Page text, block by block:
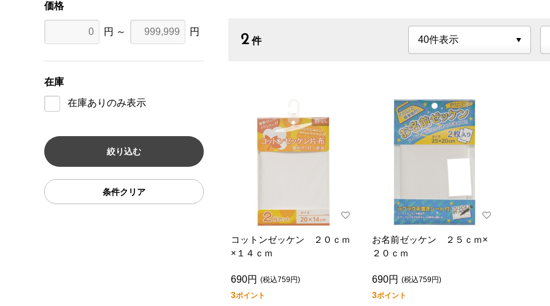
価格
円 ～ 円
在庫
在庫ありのみ表示
条件クリア
2 件
コットンゼッケン ２０ｃｍ
×１４ｃｍ
690円 (税込759円)
3ポイント
お名前ゼッケン ２５ｃｍ×
２０ｃｍ
690円 (税込759円)
3ポイント